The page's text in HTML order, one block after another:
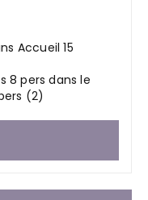
Accueil 15
8 pers dans le
(2)